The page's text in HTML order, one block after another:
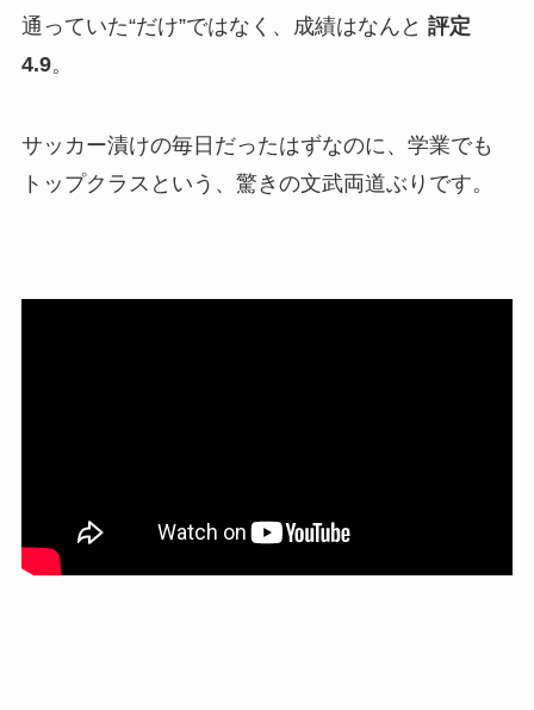
通っていた“だけ”ではなく、成績はなんと 評定
4.9。
サッカー漬けの毎日だったはずなのに、学業でも
トップクラスという、驚きの文武両道ぶりです。